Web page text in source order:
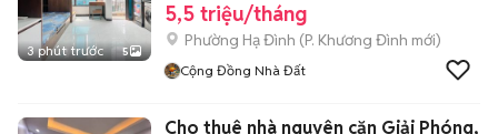
3 phút trước 5
5,5 triệu/tháng
Phường Hạ Đình (P. Khương Đình mới)
Cộng Đồng Nhà Đất
Cho thuê nhà nguyên căn Giải Phóng,